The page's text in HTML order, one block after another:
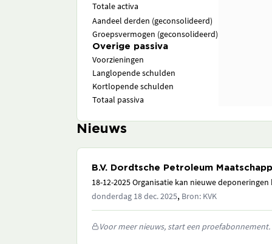
Totale activa
Aandeel derden (geconsolideerd)
Groepsvermogen (geconsolideerd)
Overige passiva
Voorzieningen
Langlopende schulden
Kortlopende schulden
Totaal passiva
Nieuws
B.V. Dordtsche Petroleum
18-12-2025 Organisatie kan nieuwe
donderdag 18 dec. 2025, Bron: KVK
Voor meer nieuws, start een proefabonnement.